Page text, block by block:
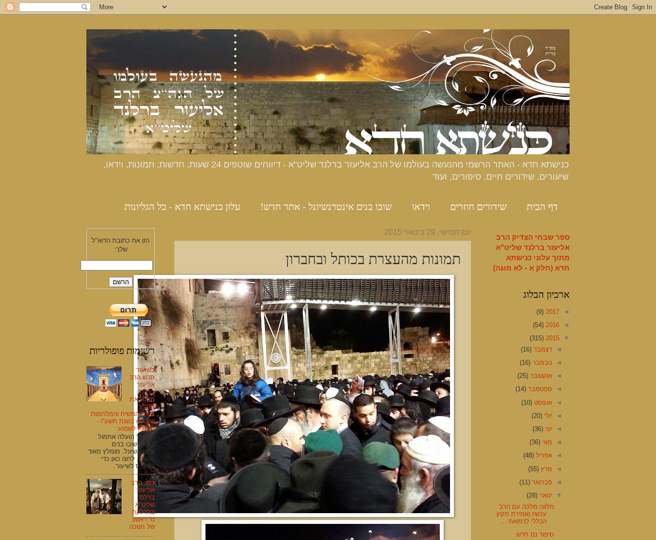
כנישתא חדא - האתר הרשמי מהנעשה בעולמו של הרב אליעזר ברלנד שליט"א - דיווחים שוטפים 24 שעות, חדשות, תמונות, וידאו,
שיעורים, שידורים חיים, סיפורים, ועוד
דף הבית שידורים חוזרים וידאו שובו בנים אינטרנשיונל - אתר חדש!
עלון כנישתא חדא - כל הגליונות
יום חמישי, 29 בינואר 2015
תמונות מהעצרת בכותל ובחברון
הזן את כתובת הדוא"ל
שלך:
רשומות פופולריות
בשיעור
חדש הרב
אליעזר
ברלנד
מגלה את
תהליך
ביאת המשיח והמלחמות
שיקראו בשנת תשע"ו -
מומלץ לשמוע
השיעור הועלה אתמול
באתר שובו בנים
אינטרנשיונל. מומלץ מאוד
להאזין. לחצו כאן כדי
להיכנס לשיעור.
צפו: הרב
אליעזר
ברלנד
שליט"א
בהדלקת
נר ראשון
של חנוכה
ספר שבחי הצדיק הרב
אליעזר ברלנד שליט"א
מתוך עלוני כנישתא
חדא (חלק א - לא מוגה)
ארכיון הבלוג
◄
2017
(9)
◄
2016
(54)
▼
2015
(315)
◄דצמבר(16)
◄ נובמבר(16)
◄אוקטובר(25)
◄ ספטמבר(14)
◄אוגוסט(10)
◄יולי(20)
◄יוני(36)
◄ מאי(36)
◄אפריל(48)
◄ מרץ(55)
◄ פברואר(11)
▼ינואר(28)
מלווה מלכה עם הרב
עכשיו ואמירת תקיון
הכללי לרפואת ...
סיפור נס חדש